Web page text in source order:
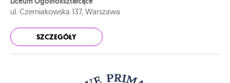
ul. Czerniakowska 137, Warszawa
SZCZEGÓŁY